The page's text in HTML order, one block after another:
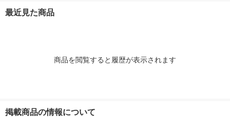
最近見た商品
商品を閲覧すると履歴が表示されます
掲載商品の情報について